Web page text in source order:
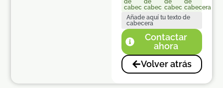
cabeceracabeceracabeceracabecera
Añade aquí tu texto de
cabecera
Contactar
ahora
Volver atrás